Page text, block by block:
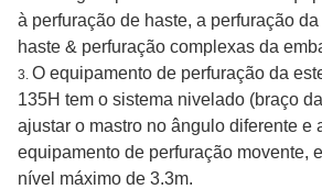
à perfuração de haste, a perfuração
haste & perfuração complexas da
3. O equipamento de perfuração da
135H tem o sistema nivelado (braço
ajustar o mastro no ângulo diferente e
equipamento de perfuração movente,
nível máximo de 3.3m.